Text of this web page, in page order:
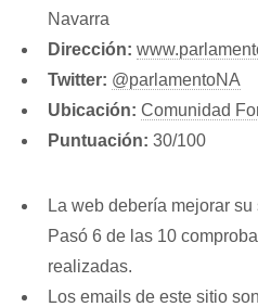
Navarra
Dirección:
Twitter: @parlamentoNA
Ubicación: Comunidad
Puntuación: 30/100
La web debería mejorar su
Pasó 6 de las 10
realizadas.
Los emails de este sitio son